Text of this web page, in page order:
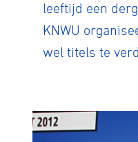
leeftijd een
KNWU
wel titels te